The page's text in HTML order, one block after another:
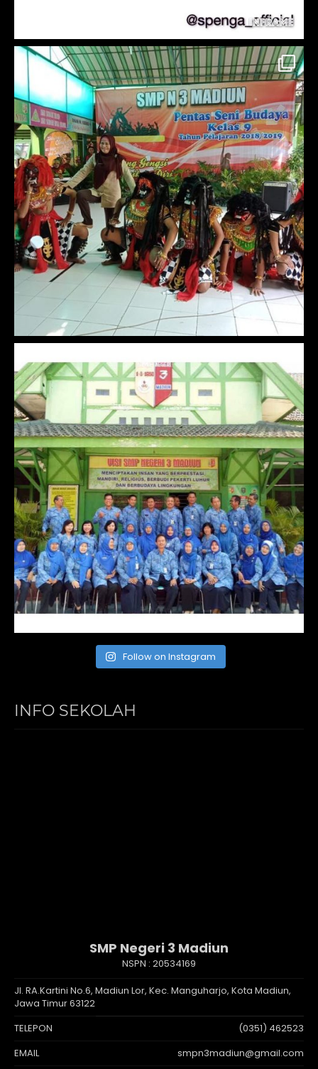
Follow on Instagram
INFO SEKOLAH
SMP Negeri 3 Madiun
NSPN : 20534169
Jl. RA.Kartini No.6, Madiun Lor, Kec. Manguharjo, Kota Madiun,
Jawa Timur 63122
TELEPON
(0351) 462523
EMAIL
smpn3madiun@gmail.com